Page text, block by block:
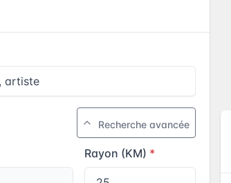
Recherche avancée
Rayon (KM)